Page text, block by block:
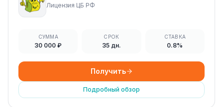
Лицензия ЦБ РФ
СУММА
30 000 ₽
СРОК
35 дн.
СТАВКА
0.8%
Получить
Подробный обзор